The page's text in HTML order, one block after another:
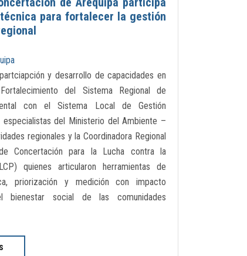
para fortalecer la gestión
y desarrollo de capacidades en
del Sistema Regional de
con el Sistema Local de Gestión
especialistas del Ministerio del Ambiente –
regionales y la Coordinadora Regional
Concertación para la Lucha contra la
quienes articularon herramientas de
priorización y medición con impacto
bienestar social de las comunidades